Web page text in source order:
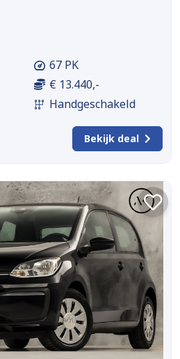
67 PK
€ 13.440,-
Handgeschakeld
Bekijk deal